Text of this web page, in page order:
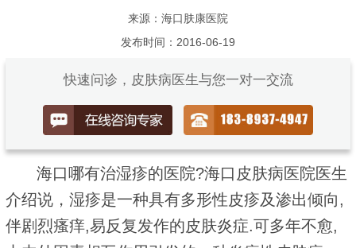
来源：海口肤康医院
发布时间：2016-06-19
快速问诊，皮肤病医生与您一对一交流
海口哪有治湿疹的医院?海口皮肤病医院医生
介绍说，湿疹是一种具有多形性皮疹及渗出倾向,
伴剧烈瘙痒,易反复发作的皮肤炎症.可多年不愈,